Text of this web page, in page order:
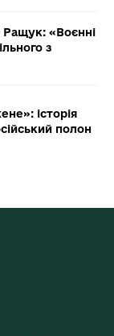
«Воєнні
з
історія
полон